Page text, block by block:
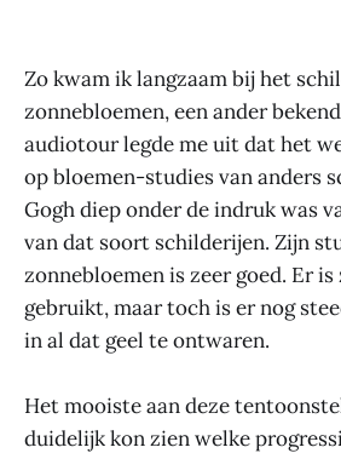
Zo kwam ik langzaam bij het
zonnebloemen, een ander
audiotour legde me uit dat het
op bloemen-studies van anders
Gogh diep onder de indruk was
van dat soort schilderijen. Zijn
zonnebloemen is zeer goed. Er is
gebruikt, maar toch is er nog
in al dat geel te ontwaren.
Het mooiste aan deze
duidelijk kon zien welke